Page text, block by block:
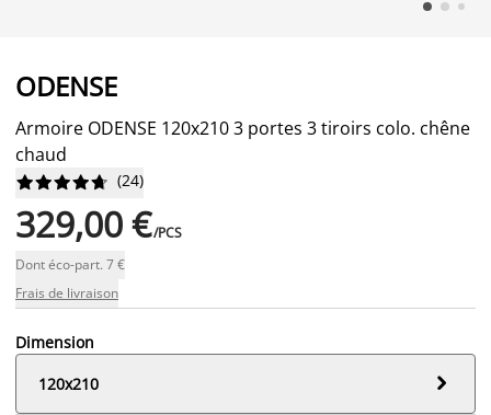
ODENSE
Armoire ODENSE 120x210 3 portes 3 tiroirs colo. chêne
chaud





 (24)
329,00 €/PCS
Dont éco-part. 7 €
Frais de livraison
Dimension
120x210
